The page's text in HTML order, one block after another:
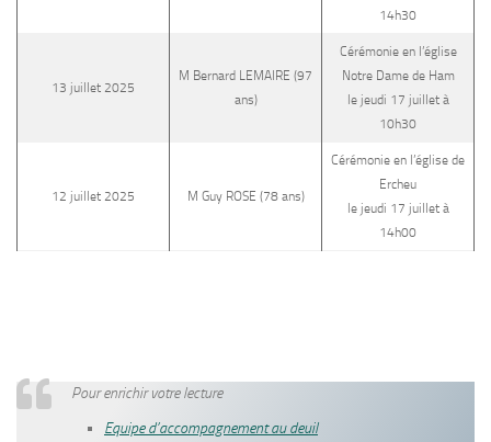
14h30
13 juillet 2025
M Bernard LEMAIRE (97
ans)
Cérémonie en l’église
Notre Dame de Ham
le jeudi 17 juillet à
10h30
12 juillet 2025 M Guy ROSE (78 ans)
Cérémonie en l’église de
Ercheu
le jeudi 17 juillet à
14h00
Pour enrichir votre lecture
Equipe d’accompagnement au deuil